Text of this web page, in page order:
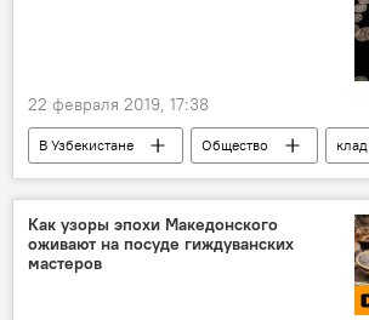
22 февраля 2019, 17:38
В Узбекистане Общество
клад
Генпрокуратура Узбекистана
Ташкент
Как узоры эпохи Македонского
оживают на посуде гиждуванских
мастеров